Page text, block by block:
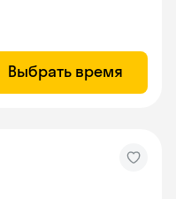
Выбрать время